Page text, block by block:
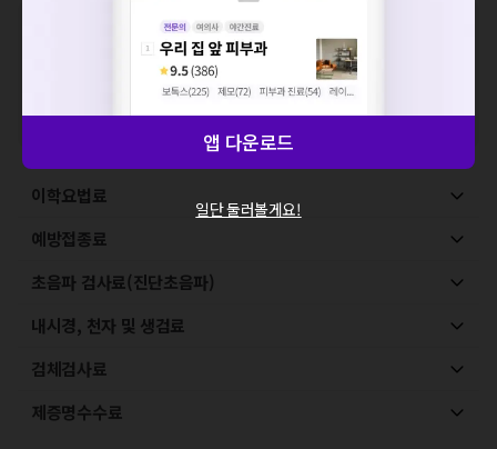
추가비용 등으로 실제 가격과 상이할 수 있으니, 정확
한 가격은 해당 의료기관에 직접 문의해주세요.
건강보험심사평가원 에 고지되어 있는 급여 진료 기준 가
격입니다. (진료와 연관된 복합적인 비용이 추가되어, 병원마다 금액이 다르게
산정될 수 있는 점 참고 바랍니다.)
이학요법료
예방접종료
초음파 검사료(진단초음파)
내시경, 천자 및 생검료
검체검사료
제증명수수료
앱 다운로드
일단 둘러볼게요!